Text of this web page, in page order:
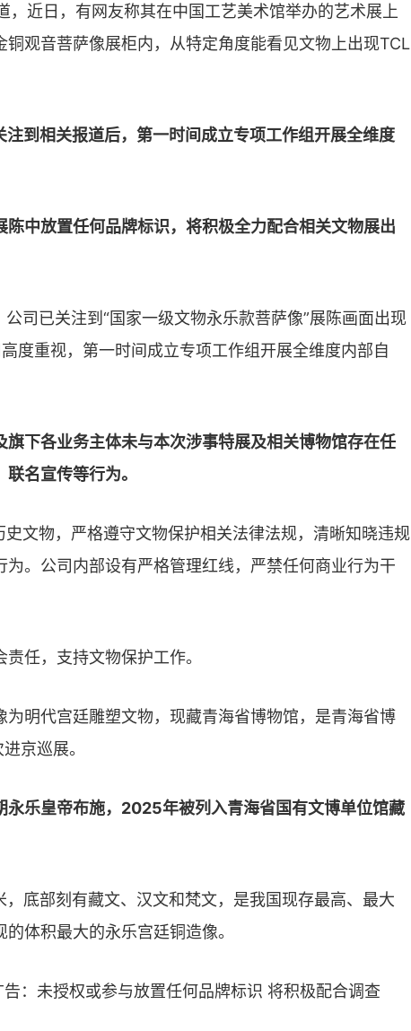
，近日，有网友称其在中国工艺美术馆举办的艺术展上
观音菩萨像展柜内，从特定角度能看见文物上出现TCL
到相关报道后，第一时间成立专项工作组开展全维度
中放置任何品牌标识，将积极全力配合相关文物展出
司已关注到“国家一级文物永乐款菩萨像”展陈画面出现
度重视，第一时间成立专项工作组开展全维度内部自
下各业务主体未与本次涉事特展及相关博物馆存在任
名宣传等行为。
文物，严格遵守文物保护相关法律法规，清晰知晓违规
。公司内部设有严格管理红线，严禁任何商业行为干
任，支持文物保护工作。
明代宫廷雕塑文物，现藏青海省博物馆，是青海省博
京巡展。
永乐皇帝布施，2025年被列入青海省国有文博单位馆藏
底部刻有藏文、汉文和梵文，是我国现存最高、最大
体积最大的永乐宫廷铜造像。